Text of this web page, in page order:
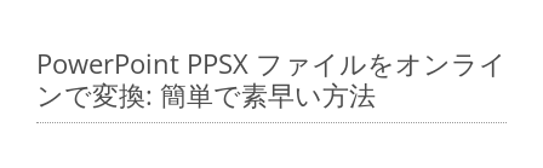
PowerPoint PPSX ファイルをオンライ
ンで変換: 簡単で素早い方法